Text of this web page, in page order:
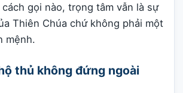
gọi nào, trọng tâm vẫn là sự
Thiên Chúa chứ không phải một
mệnh.
thủ không đứng ngoài